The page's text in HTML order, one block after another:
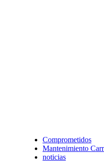
Comprometidos
Mantenimiento
noticias